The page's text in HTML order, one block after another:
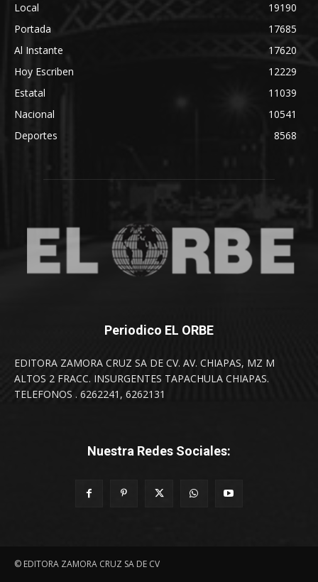
Local
19190
Portada
17685
Al Instante
17620
Hoy Escriben
12229
Estatal
11039
Nacional
10541
Deportes
8568
Periodico EL ORBE
EDITORA ZAMORA CRUZ SA DE CV. AV. CHIAPAS, MZ M
ALTOS 2 FRACC. INSURGENTES TAPACHULA CHIAPAS.
TELEFONOS . 6262241, 6262131
Nuestra Redes Sociales:
© EDITORA ZAMORA CRUZ SA DE CV